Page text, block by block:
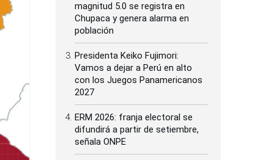
magnitud 5.0 se registra en
Chupaca y genera alarma en
población
Presidenta Keiko Fujimori:
Vamos a dejar a Perú en alto
con los Juegos Panamericanos
2027
ERM 2026: franja electoral se
difundirá a partir de setiembre,
señala ONPE